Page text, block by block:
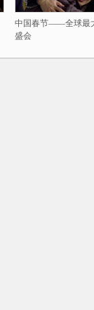
中国春节——全球最
盛会